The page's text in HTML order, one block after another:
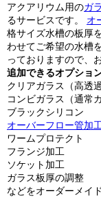
アクアリウム用のガ
るサービスです。 オ
格サイズ水槽の板厚
わせてご希望の水槽
っておりますので、
追加できるオプショ
クリアガラス（高透
コンビガラス（通常
ブラックシリコン
オーバーフロー管加
ワームプロテクト
フランジ加工
ソケット加工
ガラス板厚の調整
などをオーダーメイ